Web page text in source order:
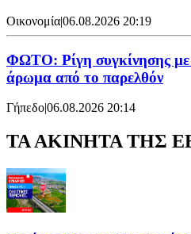
Οικονομία|06.08.2026 20:19
ΦΩΤΟ: Ρίγη συγκίνησης
άρωμα από το παρελθόν
Γήπεδο|06.08.2026 20:14
ΤΑ ΑΚΙΝΗΤΑ ΤΗΣ